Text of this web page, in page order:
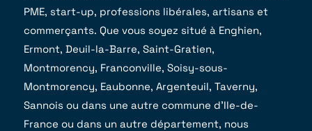
PME, start-up, professions libérales, artisans et
commerçants. Que vous soyez situé à Enghien,
Ermont, Deuil-la-Barre, Saint-Gratien,
Montmorency, Franconville, Soisy-sous-
Montmorency, Eaubonne, Argenteuil, Taverny,
Sannois ou dans une autre commune d’Ile-de-
France ou dans un autre département, nous